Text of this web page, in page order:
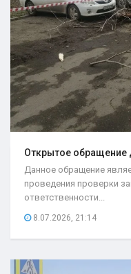
Открытое обращение
Данное обращение
проведения проверки
ответственности...
8.07.2026, 21:14